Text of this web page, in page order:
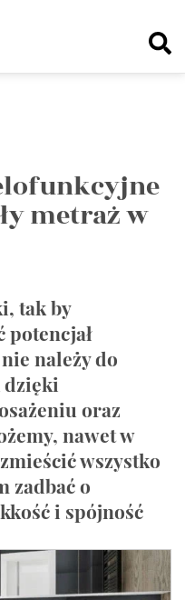
metraż w
tak by
potencjał
należy do
dzięki
oraz
nawet w
wszystko
zadbać o
i spójność